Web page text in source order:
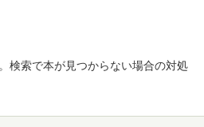
検索で本が見つからない場合の対処